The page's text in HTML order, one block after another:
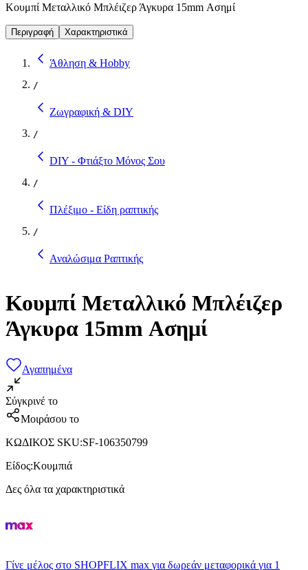
Κουμπί Μεταλλικό Μπλέιζερ Άγκυρα 15mm Ασημί
Περιγραφή Χαρακτηριστικά
Άθληση & Hobby
/
Ζωγραφική & DIY
/
DIY - Φτιάξτο Μόνος Σου
/
Πλέξιμο - Είδη ραπτικής
/
Αναλώσιμα Ραπτικής
Κουμπί Μεταλλικό Μπλέιζερ
Άγκυρα 15mm Ασημί
Αγαπημένα
Σύγκρινέ το
Μοιράσου το
ΚΩΔΙΚΟΣ SKU:SF-106350799
Είδος:Κουμπιά
Δες όλα τα χαρακτηριστικά
Γίνε μέλος στο SHOPFLIX max για δωρεάν μεταφορικά για 1